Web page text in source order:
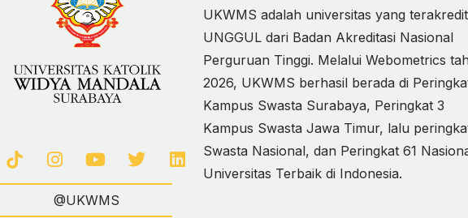
@UKWMS
UKWMS adalah universitas yang
UNGGUL dari Badan Akreditasi Nasional
Perguruan Tinggi. Melalui Webometrics
2026, UKWMS berhasil berada di
Kampus Swasta Surabaya, Peringkat 3
Kampus Swasta Jawa Timur, lalu
Swasta Nasional, dan Peringkat 61
Universitas Terbaik di Indonesia.